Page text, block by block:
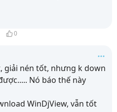
0
giải nén tốt, nhưng k down
Nó báo thế này
WinDjView, vẫn tốt